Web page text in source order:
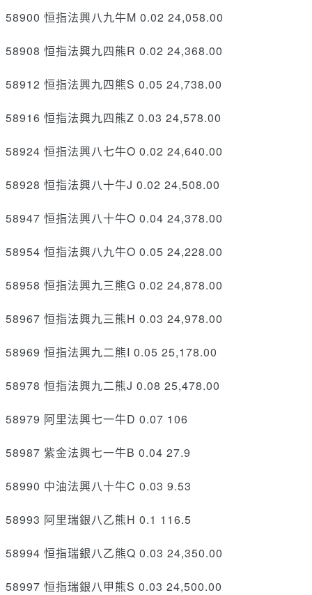
58900 恒指法興八九牛M 0.02 24,058.00
58908 恒指法興九四熊R 0.02 24,368.00
58912 恒指法興九四熊S 0.05 24,738.00
58916 恒指法興九四熊Z 0.03 24,578.00
58924 恒指法興八七牛O 0.02 24,640.00
58928 恒指法興八十牛J 0.02 24,508.00
58947 恒指法興八十牛O 0.04 24,378.00
58954 恒指法興八九牛O 0.05 24,228.00
58958 恒指法興九三熊G 0.02 24,878.00
58967 恒指法興九三熊H 0.03 24,978.00
58969 恒指法興九二熊I 0.05 25,178.00
58978 恒指法興九二熊J 0.08 25,478.00
58979 阿里法興七一牛D 0.07 106
58987 紫金法興七一牛B 0.04 27.9
58990 中油法興八十牛C 0.03 9.53
58993 阿里瑞銀八乙熊H 0.1 116.5
58994 恒指瑞銀八乙熊Q 0.03 24,350.00
58997 恒指瑞銀八甲熊S 0.03 24,500.00